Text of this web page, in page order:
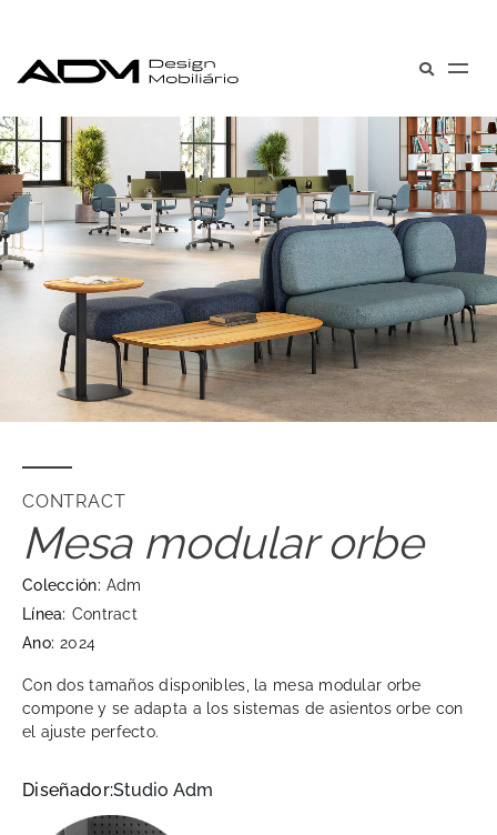
CONTRACT
Mesa modular orbe
Colección: Adm
Línea: Contract
Ano: 2024
Con dos tamaños disponibles, la mesa modular orbe
compone y se adapta a los sistemas de asientos orbe con
el ajuste perfecto.
Diseñador:Studio Adm